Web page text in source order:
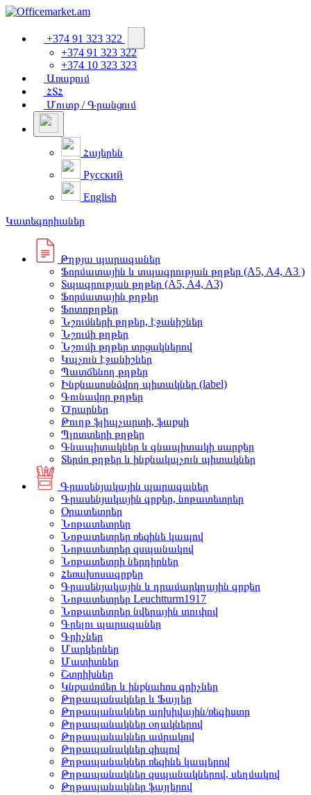
+374 91 323 322
+374 91 323 322
+374 10 323 323
Առաքում
ՀՏՀ
Մուտք / Գրանցում
Հայերեն
Русский
English
Կատեգորիաներ
Թղթյա պարագաներ
Ֆորմատային և տպագրության թղթեր (A5, A4, A3 )
Տպագրության թղթեր (A5, A4, A3)
Ֆորմատային թղթեր
Ֆոտոթղթեր
Նշումների թղթեր, էջանիշներ
Նշումի թղթեր
Նշումի թղթեր տրցակներով
Կպչուն էջանիշներ
Պատճենող թղթեր
Ինքնասոսնձվող պիտակներ (label)
Գունավոր թղթեր
Ծրարներ
Թուղթ ֆլիպչարտի, ֆաքսի
Պլոտտերի թղթեր
Գնապիտակներ և գնապիտակի սարքեր
Տերմո թղթեր և ինքնակպչուն պիտակներ
Գրասենյակային պարագաներ
Գրասենյակային գրքեր, նոթատետրեր
Օրատետրեր
Նոթատետրեր
Նոթատետրեր ռեզինե կապով
Նոթատետրեր զսպանակով
Նոթատետրի ներդիրներ
Հեռախոսագրքեր
Գրասենյակային և դրամարկղային գրքեր
Նոթատետրեր Leuchtturm1917
Նոթատետրեր նվերային տուփով
Գրելու պարագաներ
Գրիչներ
Մարկերներ
Մատիտներ
Շտրիխներ
Կնքամոմեր և ինքնահոս գրիչներ
Թղթապանակներ և Ֆայլեր
Թղթապանակներ արխիվային/ռեգիստր
Թղթապանակներ օղակներով
Թղթապանակներ ամրակով
Թղթապանակներ զիպով
Թղթապանակներ ռեզինե կապերով
Թղթապանակներ զսպանակներով, սեղմակով
Թղթապանակներ ֆայլերով